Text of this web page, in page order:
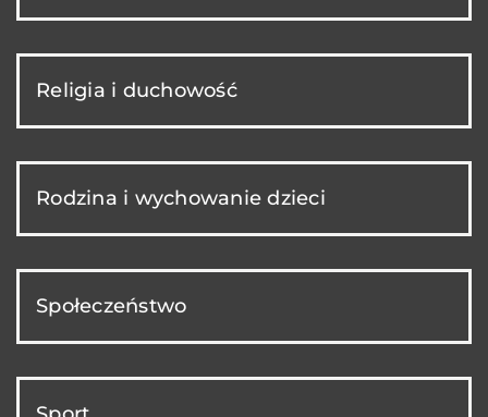
Religia i duchowość
Rodzina i wychowanie dzieci
Społeczeństwo